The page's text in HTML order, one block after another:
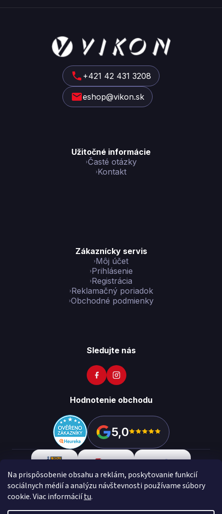
Na prispôsobenie obsahu a reklám, poskytovanie funkcií
sociálnych médií a analýzu návštevnosti používame súbory
cookie. Viac informáciítu.
+421 42 431 3208
eshop@vikon.sk
Užitočné informácie
Časté otázky
Kontakt
Zákaznícky servis
Môj účet
Prihlásenie
Registrácia
Reklamačný poriadok
Obchodné podmienky
Sledujte nás
Hodnotenie obchodu
5,0
Copyright 2026Vikon. Všetky práva vyhradené.Upraviť